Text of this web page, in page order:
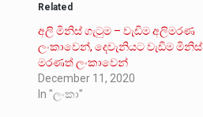
Related
අලි මිනිස් ගැටුම – වැඩිම අලිමරණ
ලංකාවෙන්, දෙවැනියට වැඩිම මිනිස්
මරණත් ලංකාවෙන්
December 11, 2020
In "ලංකා"